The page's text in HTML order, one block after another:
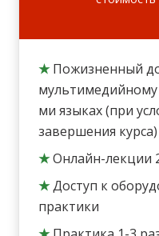
★ Пожизненный
мультимедийному
ми языках (при
завершения курса)
★Онлайн-лекции
★Доступ к
практики